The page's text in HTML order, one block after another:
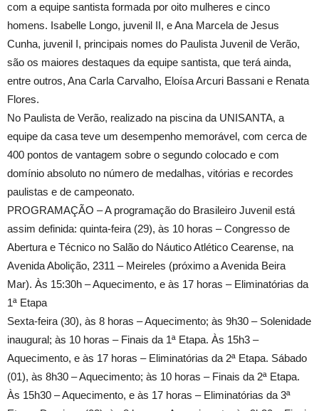
com a equipe santista formada por oito mulheres e cinco
homens. Isabelle Longo, juvenil II, e Ana Marcela de Jesus
Cunha, juvenil I, principais nomes do Paulista Juvenil de Verão,
são os maiores destaques da equipe santista, que terá ainda,
entre outros, Ana Carla Carvalho, Eloísa Arcuri Bassani e Renata
Flores.
No Paulista de Verão, realizado na piscina da UNISANTA, a
equipe da casa teve um desempenho memorável, com cerca de
400 pontos de vantagem sobre o segundo colocado e com
domínio absoluto no número de medalhas, vitórias e recordes
paulistas e de campeonato.
PROGRAMAÇÃO – A programação do Brasileiro Juvenil está
assim definida: quinta-feira (29), às 10 horas – Congresso de
Abertura e Técnico no Salão do Náutico Atlético Cearense, na
Avenida Abolição, 2311 – Meireles (próximo a Avenida Beira
Mar). Às 15:30h – Aquecimento, e às 17 horas – Eliminatórias da
1ª Etapa
Sexta-feira (30), às 8 horas – Aquecimento; às 9h30 – Solenidade
inaugural; às 10 horas – Finais da 1ª Etapa. Às 15h3 –
Aquecimento, e às 17 horas – Eliminatórias da 2ª Etapa. Sábado
(01), às 8h30 – Aquecimento; às 10 horas – Finais da 2ª Etapa.
Às 15h30 – Aquecimento, e às 17 horas – Eliminatórias da 3ª